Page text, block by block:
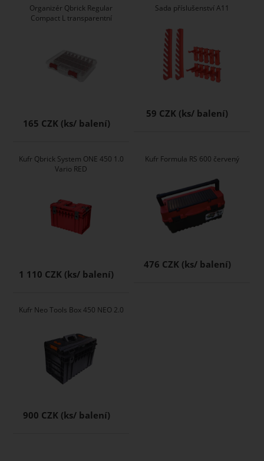
Organizér Qbrick Regular
Compact L transparentní
165 CZK
Sada příslušenství A11
59 CZK
Kufr Qbrick System ONE 450 1.0
Vario RED
1 110 CZK
Kufr Formula RS 600 červený
476 CZK
Kufr Neo Tools Box 450 NEO 2.0
900 CZK